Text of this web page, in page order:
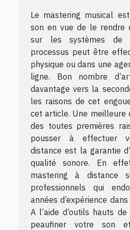
Le mastering musical
son en vue de le rendre
sur les systèmes de
processus peut être
physique ou dans une
ligne. Bon nombre
davantage vers la
les raisons de cet
cet article. Une meilleure
des toutes premières
pousser à effectuer
distance est la garantie
qualité sonore. En
mastering à distance
professionnels qui
années d’expérience
A l’aide d’outils hauts
peaufiner votre son